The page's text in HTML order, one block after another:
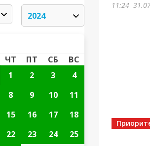
ЧТ ПТ СБ
ВС
1
2 3
4
8 9 10
11
15 16 17
18
22 23 24
25
11:24